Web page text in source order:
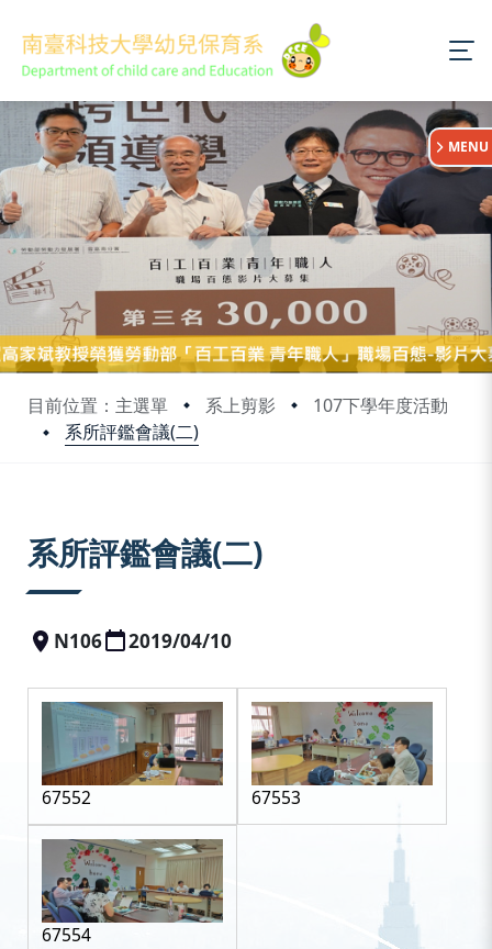
目前位置：主選單 系上剪影
107下學年度活動
系所評鑑會議(二)
:::
MENU
系所評鑑會議(二)
N106 2019/04/10
67552 67553
67554